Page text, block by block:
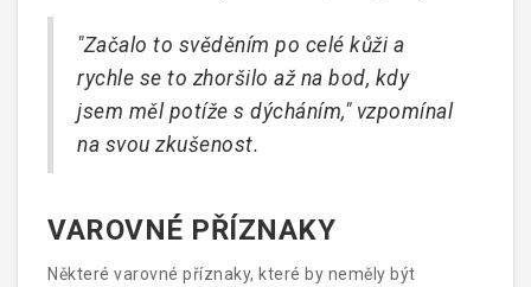
okamžitý zásah. Například můj známý Pepa měl
anafylaktický šok po bodnutí včelou.
"Začalo to svěděním po celé kůži a
rychle se to zhoršilo až na bod, kdy
jsem měl potíže s dýcháním," vzpomínal
na svou zkušenost.
VAROVNÉ PŘÍZNAKY
Některé varovné příznaky, které by neměly být